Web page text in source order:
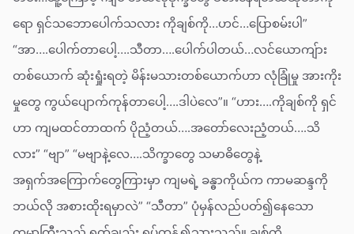
ရော ရှင်သဘောပေါက်သလား ကိုချစ်ကို…ဟင်…ပြောစမ်းပါ”
“အာ….ပေါက်တာပေါ့….သီတာ….ပေါက်ပါတယ်…လင်ယောကျ်ား
တစ်ယောက် ဆုံးရှုံးရတဲ့ မိန်းမသားတစ်ယောက်ဟာ လုံခြုံမှု အားကိုး
မှုတွေ ကွယ်ပျောက်ကုန်တာပေါ့….ဒါပဲလေ”။ “ဟား….ကိုချစ်ကို ရှင်
ဟာ ကျမထင်တာထက် ပိုညံ့တယ်….အတော်လေးညံ့တယ်….သိ
လား” “ဗျာ” “မဗျာနဲ့လေ….သိက္ခာတွေ သမာဓိတွေနဲ့
အရှက်အကြောက်တွေကြားမှာ ကျမရဲ့ ခန္ဓာကိုယ်က ကာမဆန္ဒကို
ဘယ်လို အစားထိုးရမှာလဲ” “သီတာ” ပုံမှန်လည်ပတ်၍နေသော